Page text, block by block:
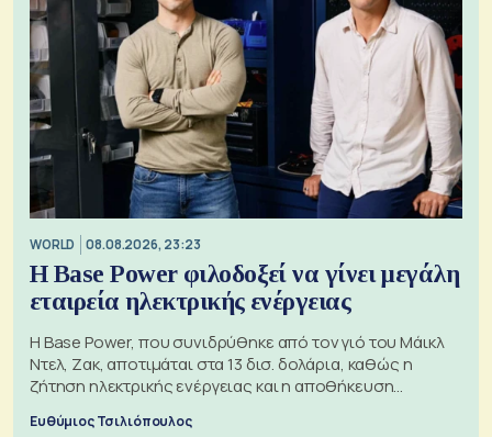
WORLD 08.08.2026, 23:23
Η Base Power φιλοδοξεί να γίνει μεγάλη
εταιρεία ηλεκτρικής ενέργειας
Η Base Power, που συνιδρύθηκε από τον γιό του Μάικλ
Ντελ, Ζακ, αποτιμάται στα 13 δισ. δολάρια, καθώς η
ζήτηση ηλεκτρικής ενέργειας και η αποθήκευση
Ευθύμιος Τσιλιόπουλος